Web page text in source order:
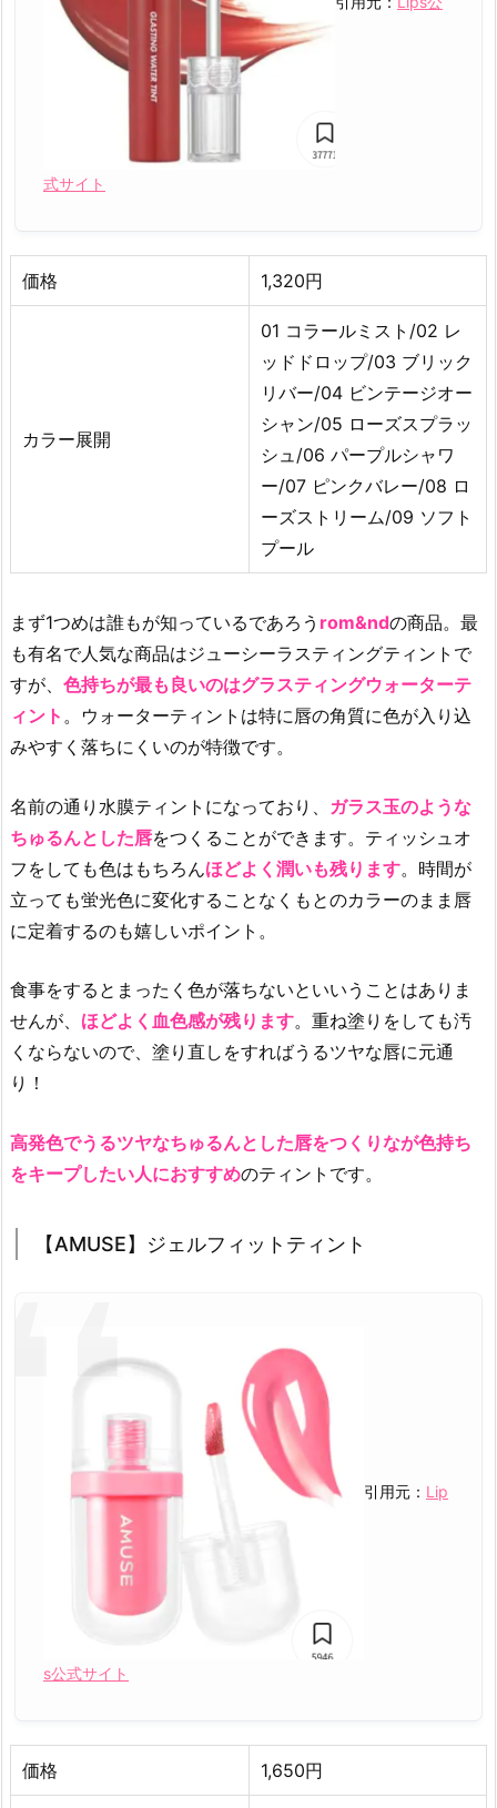
s
ル
リ
ッ
1
0.
【H
A】
ン
シ
ュ
ア
ル
テ
ィ
グ
ロ
ィ
ィ
1
0
式サイト
価格 1,320円
カラー展開
01 コラールミスト/02 レ
ッドドロップ/03 ブリック
リバー/04 ビンテージオー
シャン/05 ローズスプラッ
シュ/06 パープルシャワ
ー/07 ピンクバレー/08 ロ
ーズストリーム/09 ソフト
プール
まず1つめは誰もが知っているであろう rom&ndの商品。最
も有名で人気な商品はジューシーラスティングティントで
すが、 色持ちが最も良いのはグラスティングウォーターテ
ィント 。ウォーターティントは特に唇の角質に色が入り込
みやすく落ちにくいのが特徴です。
名前の通り水膜ティントになっており、 ガラス玉のような
ちゅるんとした唇をつくることができます。ティッシュオ
フをしても色はもちろんほどよく潤いも残ります。時間が
立っても蛍光色に変化することなくもとのカラーのまま唇
に定着するのも嬉しいポイント。
食事をするとまったく色が落ちないといいうことはありま
せんが、 ほどよく血色感が残ります。重ね塗りをしても汚
くならないので、塗り直しをすればうるツヤな唇に元通
り！
高発色でうるツヤなちゅるんとした唇をつくりなが色持ち
をキープしたい人におすすめのティントです。
【AMUSE】ジェルフィットティント
引用元： Lip
s公式サイト
価格 1,650円